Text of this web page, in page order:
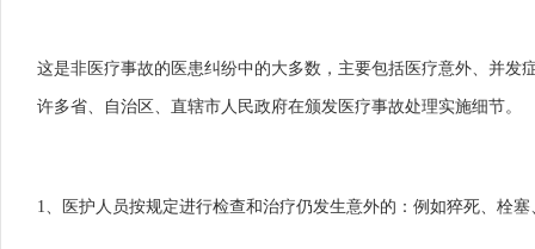
这是非医疗事故的医患纠纷中的大多数，主要包括医疗意外、并
许多省、自治区、直辖市人民政府在颁发医疗事故处理实施细节。
1、医护人员按规定进行检查和治疗仍发生意外的：例如猝死、栓